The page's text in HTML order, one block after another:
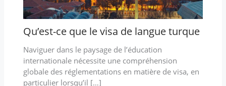
Qu’est-ce que le visa de langue turque
Naviguer dans le paysage de l’éducation
internationale nécessite une compréhension
globale des réglementations en matière de visa, en
particulier lorsqu’il […]